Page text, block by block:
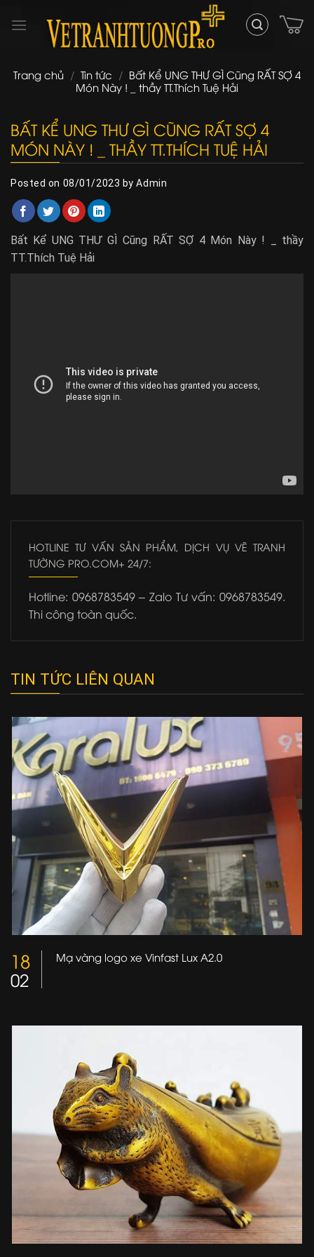
Trang chủ / Tin tức / Bất Kể UNG THƯ GÌ Cũng RẤT SỢ 4
Món Này ! _ thầy TT.Thích Tuệ Hải
BẤT KỂ UNG THƯ GÌ CŨNG RẤT SỢ 4
MÓN NÀY ! _ THẦY TT.THÍCH TUỆ HẢI
Posted on 08/01/2023 byAdmin
Bất Kể UNG THƯ GÌ Cũng RẤT SỢ 4 Món Này ! _ thầy
TT.Thích Tuệ Hải
HOTLINE TƯ VẤN SẢN PHẨM, DỊCH VỤ VẼ TRANH
TƯỜNG PRO.COM+ 24/7:
Hotline: 0968783549 – Zalo Tư vấn: 0968783549.
Thi công toàn quốc.
TIN TỨC LIÊN QUAN
18
02
Mạ vàng logo xe Vinfast Lux A2.0